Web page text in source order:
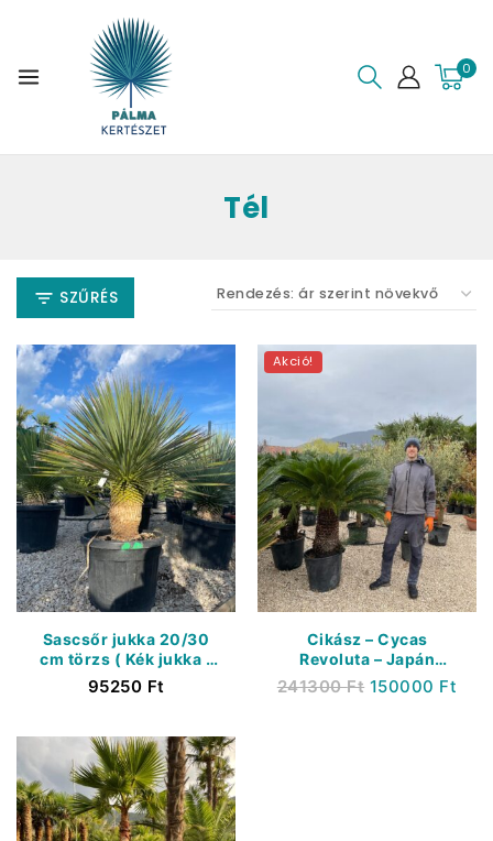
0
Tél
SZŰRÉS
Sascsőr jukka 20/30
cm törzs ( Kék jukka )
– Yucca Rostrata (
Konténer 40 Liter )
95250 Ft
Akció!
Cikász – Cycas
Revoluta – Japán
Cikász –
Törzsmagasság 60/80
241300Ft 150000 Ft